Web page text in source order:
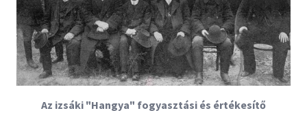
Az izsáki "Hangya" fogyasztási és értékesítő